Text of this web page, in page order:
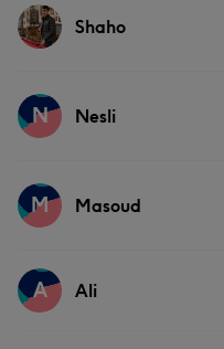
Services
Portfolio
Shaho
Services
Portfolio
N Nesli
Services
Portfolio
M Masoud
Services
A Ali